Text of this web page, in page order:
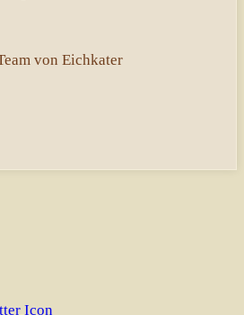
von Eichkater